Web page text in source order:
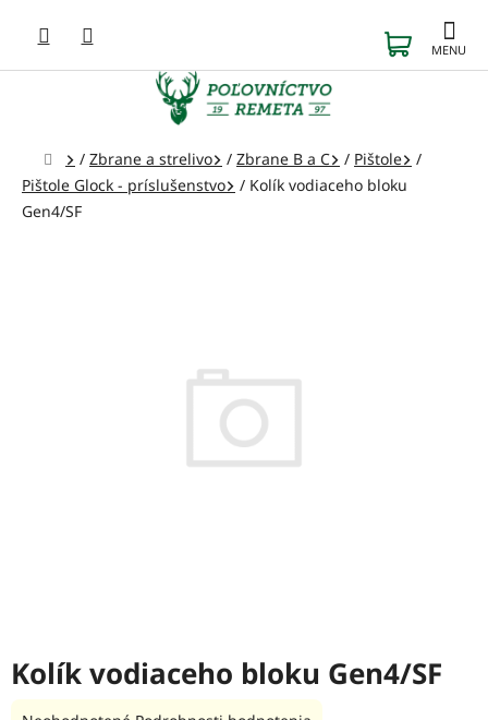
obsah
KOŠÍK
Domov
/ Zbrane a strelivo / Zbrane B a C / Pištole
/
Pištole Glock - príslušenstvo
/ Kolík vodiaceho bloku
Gen4/SF
Kolík vodiaceho bloku Gen4/SF